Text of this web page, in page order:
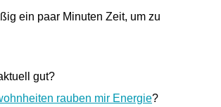
ein paar Minuten Zeit, um zu
gut?
rauben mir Energie?